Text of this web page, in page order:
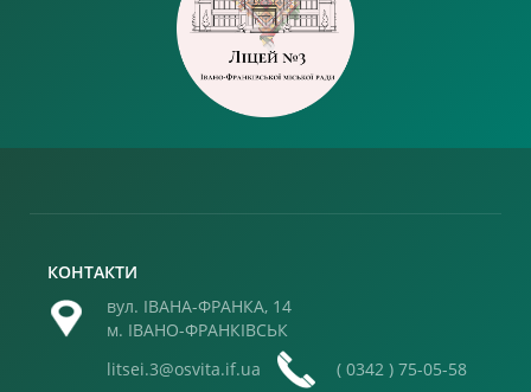
КОНТАКТИ
вул. ІВАНА-ФРАНКА, 14
м. ІВАНО-ФРАНКІВСЬК
litsei.3@osvita.if.ua
( 0342 ) 75-05-58